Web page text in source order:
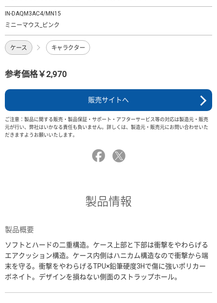
IN-DAQM3AC4/MN15
ミニーマウス_ピンク
ケース キャラクター
参考価格￥2,970
販売サイトへ
ご注意：製品に関する販売・製品保証・サポート・アフターサービス等の対応は製造元・販売
元が行い、弊社はいかなる責任も負いません。詳しくは、製造元・販売元にお問い合わせいた
だきますようお願いいたします。
製品情報
製品概要
ソフトとハードの二重構造。ケース上部と下部は衝撃をやわらげる
エアクッション構造。ケース内側はハニカム構造なので衝撃から端
末を守る。衝撃をやわらげるTPU×鉛筆硬度3Hで傷に強いポリカー
ボネイト。デザインを損ねない側面のストラップホール。